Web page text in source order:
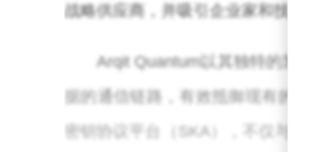
战略供应商，并吸引企业家和技术
Arqit Quantum以其独特的加密
据的通信链路，有效抵御现有的
密钥协议平台（SKA），不仅与